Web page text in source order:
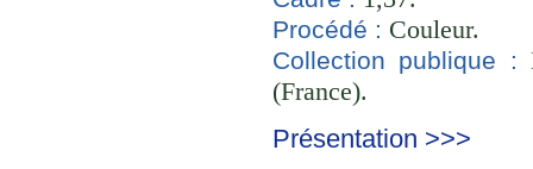
Procédé : Couleur.
Collection publique :
(France).
Présentation >>>